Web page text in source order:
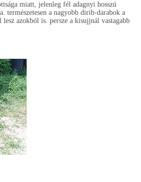
miatt, jelenleg fél adagnyi hosszú
természetesen a nagyobb dirib-darabok a
azokból is. persze a kisujjnál vastagabb